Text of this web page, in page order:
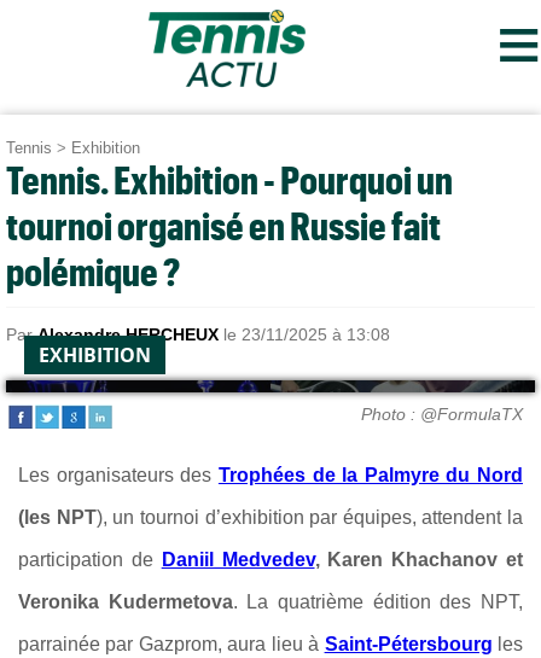
≡
Tennis > Exhibition
Tennis. Exhibition - Pourquoi un
tournoi organisé en Russie fait
polémique ?
ParAlexandre HERCHEUX le 23/11/2025 à 13:08
EXHIBITION
Photo : @FormulaTX
Les organisateurs des Trophées de la Palmyre du Nord
(les NPT), un tournoi d’exhibition par équipes, attendent la
participation de Daniil Medvedev, Karen Khachanov et
Veronika Kudermetova. La quatrième édition des NPT,
parrainée par Gazprom, aura lieu à Saint-Pétersbourg les